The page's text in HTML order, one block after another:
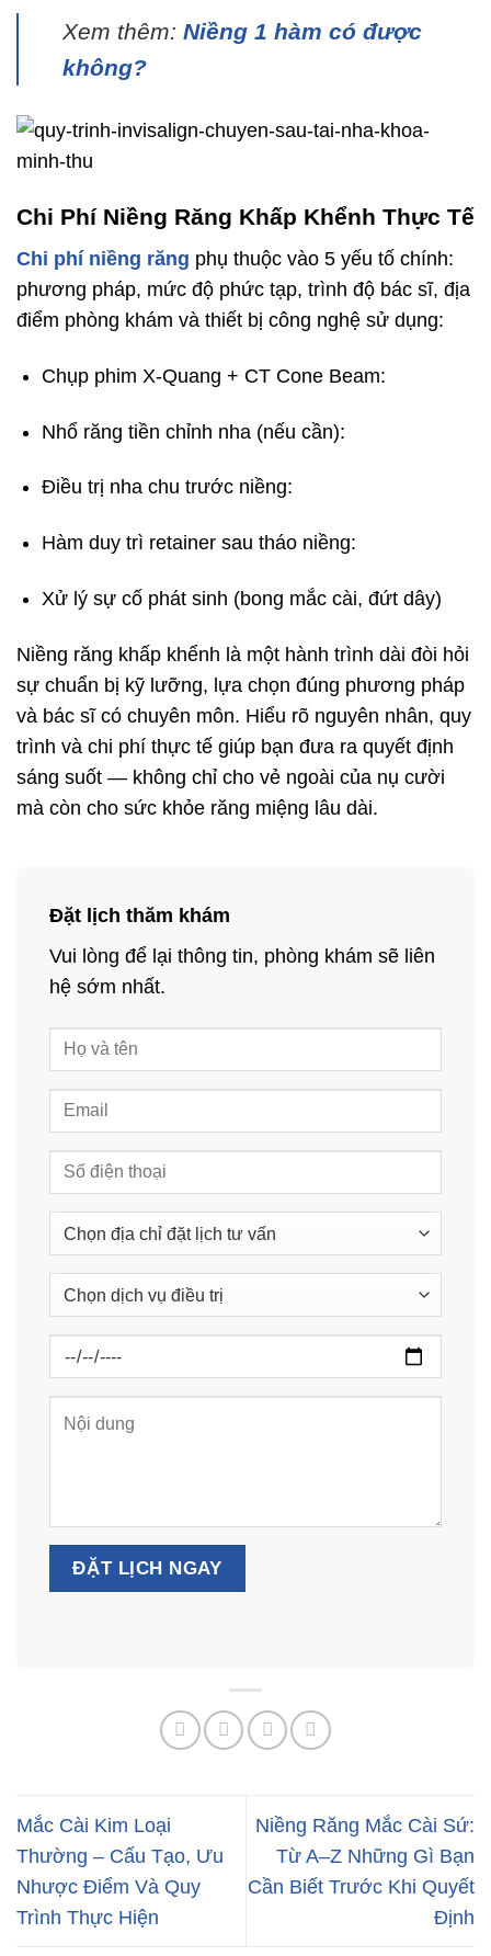
Xem thêm: Niềng 1 hàm có được
không?
Chi Phí Niềng Răng Khấp Khểnh Thực Tế
Chi phí niềng răng phụ thuộc vào 5 yếu tố chính:
phương pháp, mức độ phức tạp, trình độ bác sĩ, địa
điểm phòng khám và thiết bị công nghệ sử dụng:
Chụp phim X-Quang + CT Cone Beam:
Nhổ răng tiền chỉnh nha (nếu cần):
Điều trị nha chu trước niềng:
Hàm duy trì retainer sau tháo niềng:
Xử lý sự cố phát sinh (bong mắc cài, đứt dây)
Niềng răng khấp khểnh là một hành trình dài đòi hỏi
sự chuẩn bị kỹ lưỡng, lựa chọn đúng phương pháp
và bác sĩ có chuyên môn. Hiểu rõ nguyên nhân, quy
trình và chi phí thực tế giúp bạn đưa ra quyết định
sáng suốt — không chỉ cho vẻ ngoài của nụ cười
mà còn cho sức khỏe răng miệng lâu dài.
Đặt lịch thăm khám
Vui lòng để lại thông tin, phòng khám sẽ liên
hệ sớm nhất.
Mắc Cài Kim Loại
Thường – Cấu Tạo, Ưu
Nhược Điểm Và Quy
Trình Thực Hiện
Niềng Răng Mắc Cài Sứ:
Từ A–Z Những Gì Bạn
Cần Biết Trước Khi Quyết
Định